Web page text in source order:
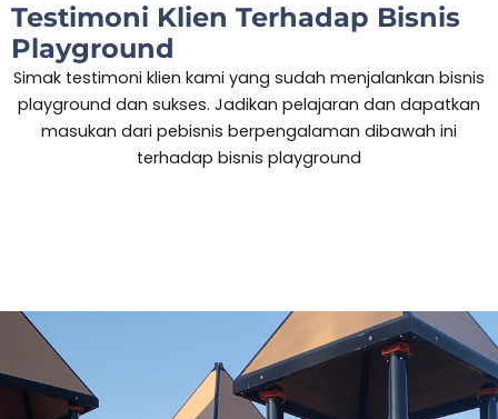
Testimoni Klien Terhadap Bisnis
Playground
Simak testimoni klien kami yang sudah menjalankan bisnis
playground dan sukses. Jadikan pelajaran dan dapatkan
masukan dari pebisnis berpengalaman dibawah ini
terhadap bisnis playground